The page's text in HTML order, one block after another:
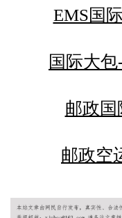
EMS国
国际大
邮政国
邮政空